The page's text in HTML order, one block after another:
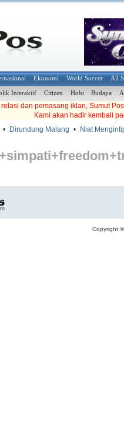
Ekonomi World Soccer All
Interaktif Citizen Hobi Budaya
dan pemasang iklan, Sumut
Kami akan hadir kembali
Dirundung Malang • Niat
Copyright